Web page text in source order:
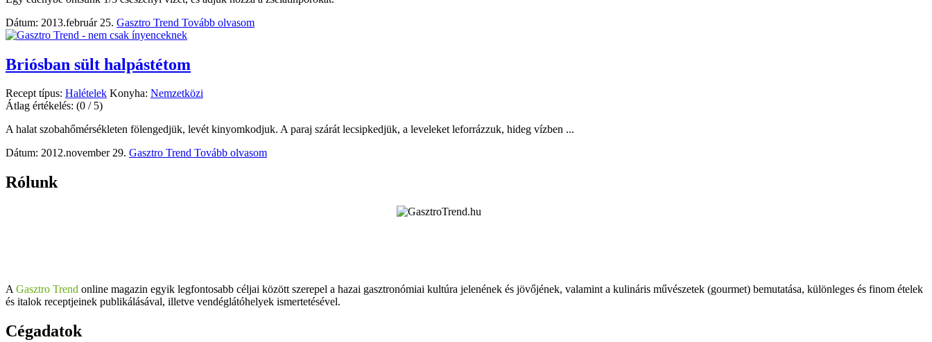
Dátum: 2013.február 25. Gasztro Trend Tovább olvasom
Briósban sült halpástétom
Recept típus: Halételek Konyha: Nemzetközi
Átlag értékelés: (0 / 5)
A halat szobahőmérsékleten fölengedjük, levét kinyomkodjuk. A paraj szárát lecsipkedjük, a leveleket leforrázzuk, hideg vízben ...
Dátum: 2012.november 29. Gasztro Trend Tovább olvasom
Rólunk
A Gasztro Trend online magazin egyik legfontosabb céljai között szerepel a hazai gasztronómiai kultúra jelenének és jövőjének, valamint a kulináris művészetek (gourmet) bemutatása, különleges és finom ételek
és italok receptjeinek publikálásával, illetve vendéglátóhelyek ismertetésével.
Cégadatok